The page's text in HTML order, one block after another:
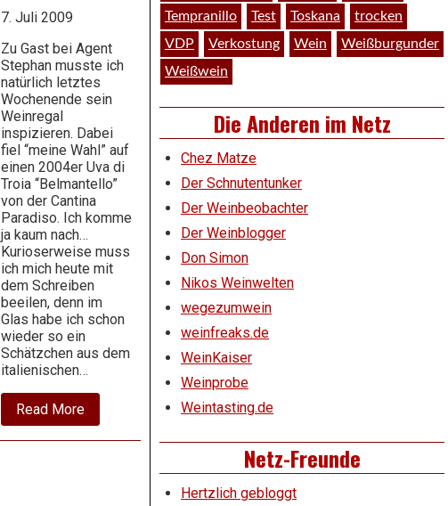
7. Juli 2009
Zu Gast bei Agent
Stephan musste ich
natürlich letztes
Wochenende sein
Weinregal
inspizieren. Dabei
fiel “meine Wahl” auf
einen 2004er Uva di
Troia “Belmantello”
von der Cantina
Paradiso. Ich komme
ja kaum nach…
Kurioserweise muss
ich mich heute mit
dem Schreiben
beeilen, denn im
Glas habe ich schon
wieder so ein
Schätzchen aus dem
italienischen…
Read Moreabout
2004
Uva
Tempranillo
Test Toskana
trocken
VDP
Verkostung Wein
Weißburgunder
Weißwein
Die Anderen im Netz
Chez Matze
Der Schnutentunker
Der Weinbeobachter
Der Weinblogger
Don Simon
Nikos Weinwelten
wegezumwein
weinfreaks.de
WeinKaiser
Weinprobe
Weintasting.de
Netz-Freunde
Hertzlich gebloggt